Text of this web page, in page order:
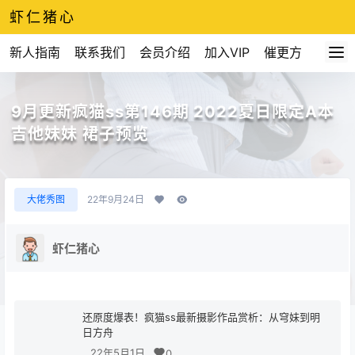
虾仁猪心
新人指南 联系我们 会员介绍 加入VIP 催更方式
9月更新疯猫ss第146期 2022夏日限定A本
吉他妹妹 裙子预览
大佬秀图 22年9月24日
虾仁猪心
还原度爆表！疯猫ss最新摄影作品赏析：从穹妹到明
日方舟